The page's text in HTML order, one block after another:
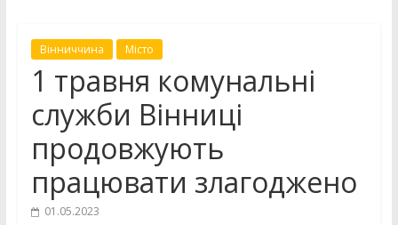
Вінниччина Місто
1 травня комунальні
служби Вінниці
продовжують
працювати злагоджено
01.05.2023